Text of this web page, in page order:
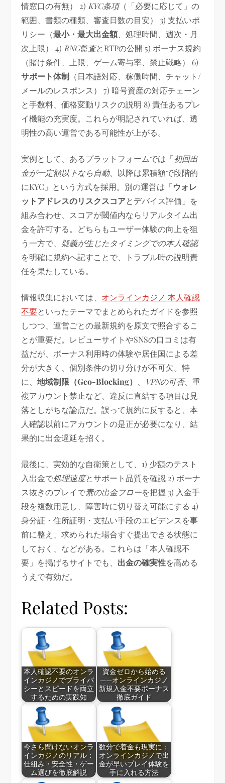
情窓口の有無） 2) KYC条項（「必要に応じて」の
範囲、書類の種類、審査日数の目安） 3) 支払いポ
リシー（最小・最大出金額、処理時間、週次・月
次上限） 4) RNG監査とRTPの公開 5) ボーナス規約
（賭け条件、上限、ゲーム寄与率、禁止戦略） 6)
サポート体制 （日本語対応、稼働時間、チャット/
メールのレスポンス） 7) 暗号資産の対応チェーン
と手数料、価格変動リスクの説明 8) 責任あるプレ
イ機能の充実度。これらが明記されていれば、透
明性の高い運営である可能性が上がる。
実例として、あるプラットフォームでは「初回出
金が一定額以下なら自動、以降は累積額で段階的
にKYC」という方式を採用。別の運営は「ウォレ
ットアドレスのリスクスコアとデバイス評価」を
組み合わせ、スコアが閾値内ならリアルタイム出
金を許可する。どちらもユーザー体験の向上を狙
う一方で、 疑義が生じたタイミングでの本人確認
を明確に規約へ記すことで、トラブル時の説明責
任を果たしている。
情報収集においては、 オンラインカジノ 本人確認
不要といったテーマでまとめられたガイドを参照
しつつ、運営ごとの最新規約を原文で照合するこ
とが重要だ。レビューサイトやSNSの口コミは有
益だが、ボーナス利用時の体験や居住国による差
分が大きく、個別条件の切り分けが不可欠。特
に、地域制限（Geo-Blocking） VPNの可否、重
複アカウント禁止など、違反に直結する項目は見
落としがちな論点だ。誤って規約に反すると、本
人確認以前にアカウントの是正が必要になり、結
果的に出金遅延を招く。
最後に、実効的な自衛策として、1) 少額のテスト
入出金で処理速度とサポート品質を確認 2) ボーナ
ス抜きのプレイで素の出金フローを把握 3) 入金手
段を複数用意し、障害時に切り替え可能にする 4)
身分証・住所証明・支払い手段のエビデンスを事
前に整え、求められた場合すぐ提出できる状態に
しておく、などがある。これらは「本人確認不
要」を掲げるサイトでも、 出金の確実性を高める
うえで有効だ。
Related Posts:
本人確認不要のオンラ
インカジノでプライバ
シーとスピードを両立
するための実践知
資金ゼロから始める
——オンラインカジノ
新規入金不要ボーナス
徹底ガイド
今さら聞けないオンラ
インカジノのリアル：
仕組み・安全性・ゲー
ム選びを徹底解説
数分で着金も現実に：
オンラインカジノで出
金が早いプレイ体験を
手に入れる方法